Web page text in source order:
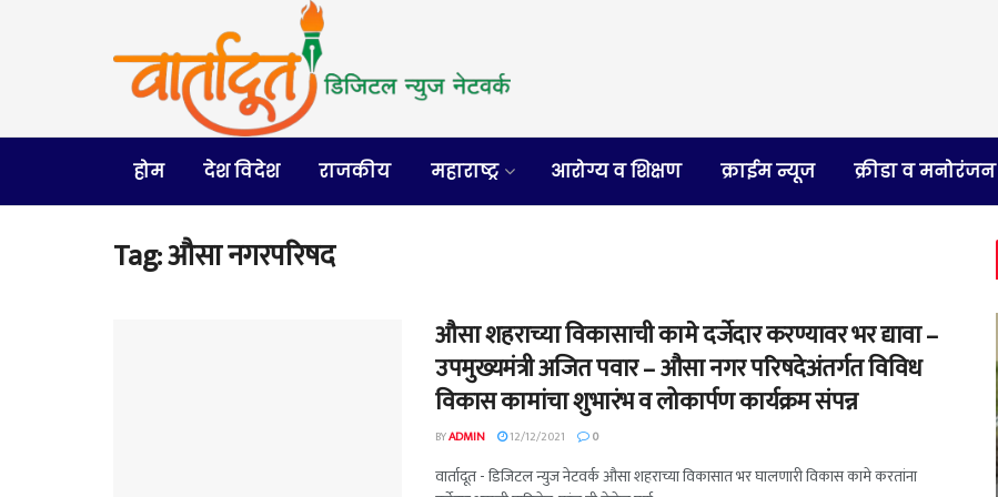
होम देश विदेश राजकीय महाराष्ट्र आरोग्य व शिक्षण क्राईम न्यूज क्रीडा व मनोरंजन
Tag:औसा नगरपरिषद
औसा शहराच्या विकासाची कामे दर्जेदार करण्यावर भर द्यावा –
उपमुख्यमंत्री अजित पवार – औसा नगर परिषदेअंतर्गत विविध
विकास कामांचा शुभारंभ व लोकार्पण कार्यक्रम संपन्न
BYADMIN 12/12/2021 0
वार्तादूत - डिजिटल न्युज नेटवर्क औसा शहराच्या विकासात भर घालणारी विकास कामे करतांना